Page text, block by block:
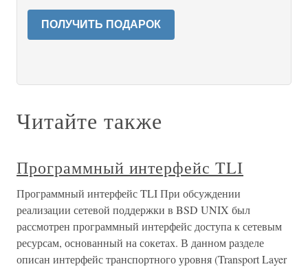
ПОЛУЧИТЬ ПОДАРОК
Читайте также
Программный интерфейс TLI
Программный интерфейс TLI При обсуждении
реализации сетевой поддержки в BSD UNIX был
рассмотрен программный интерфейс доступа к сетевым
ресурсам, основанный на сокетах. В данном разделе
описан интерфейс транспортного уровня (Transport Layer